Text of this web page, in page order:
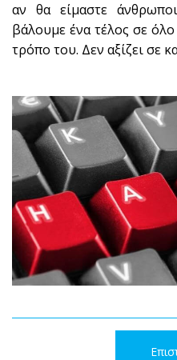
αν θα είμαστε
βάλουμε ένα τέλος σε
τρόπο του. Δεν αξίζει σε